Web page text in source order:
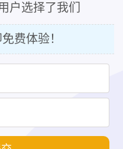
户选择了我们
费体验！